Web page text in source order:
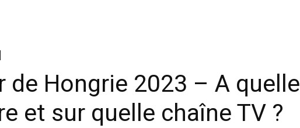
de Hongrie 2023 – A quelle
et sur quelle chaîne TV ?